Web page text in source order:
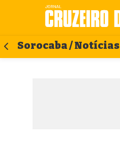
Sorocaba / Notícias